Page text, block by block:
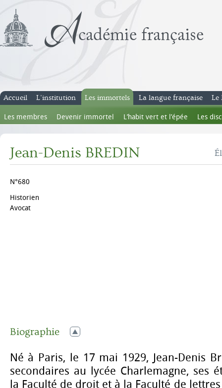
Accueil L’institution Les immortels
Les membres Devenir immortel L’habit vert et l’épée Les
La langue française Le
Jean-Denis BREDIN
N°680
Historien
Avocat
Biographie
Né à Paris, le 17 mai 1929, Jean-Denis
secondaires au lycée Charlemagne, ses
la Faculté de droit et à la Faculté de